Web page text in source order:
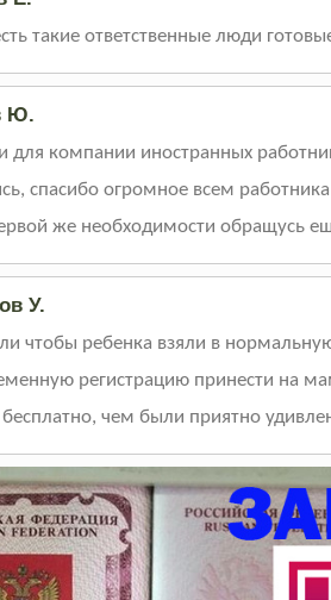
такие ответственные люди
Ю.
компании иностранных
спасибо огромное всем
же необходимости обращусь
У.
чтобы ребенка взяли в
регистрацию принести на
чем были приятно